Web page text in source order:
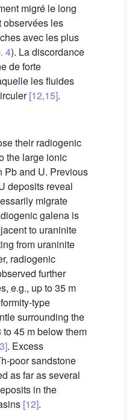
migré le long
observées les
avec les plus
4). La discordance
de forte
les fluides
[12,15].
their radiogenic
the large ionic
Pband U. Previous
deposits reveal
migrate
galena is
to uraninite
from uraninite
radiogenic
further
e.g., up to 35 m
type
surrounding the
45 m below them
. Excess
poor sandstone
as far as several
in the
[12].